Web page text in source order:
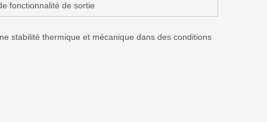
fonctionnalité de sortie
stabilité thermique et mécanique dans des conditions